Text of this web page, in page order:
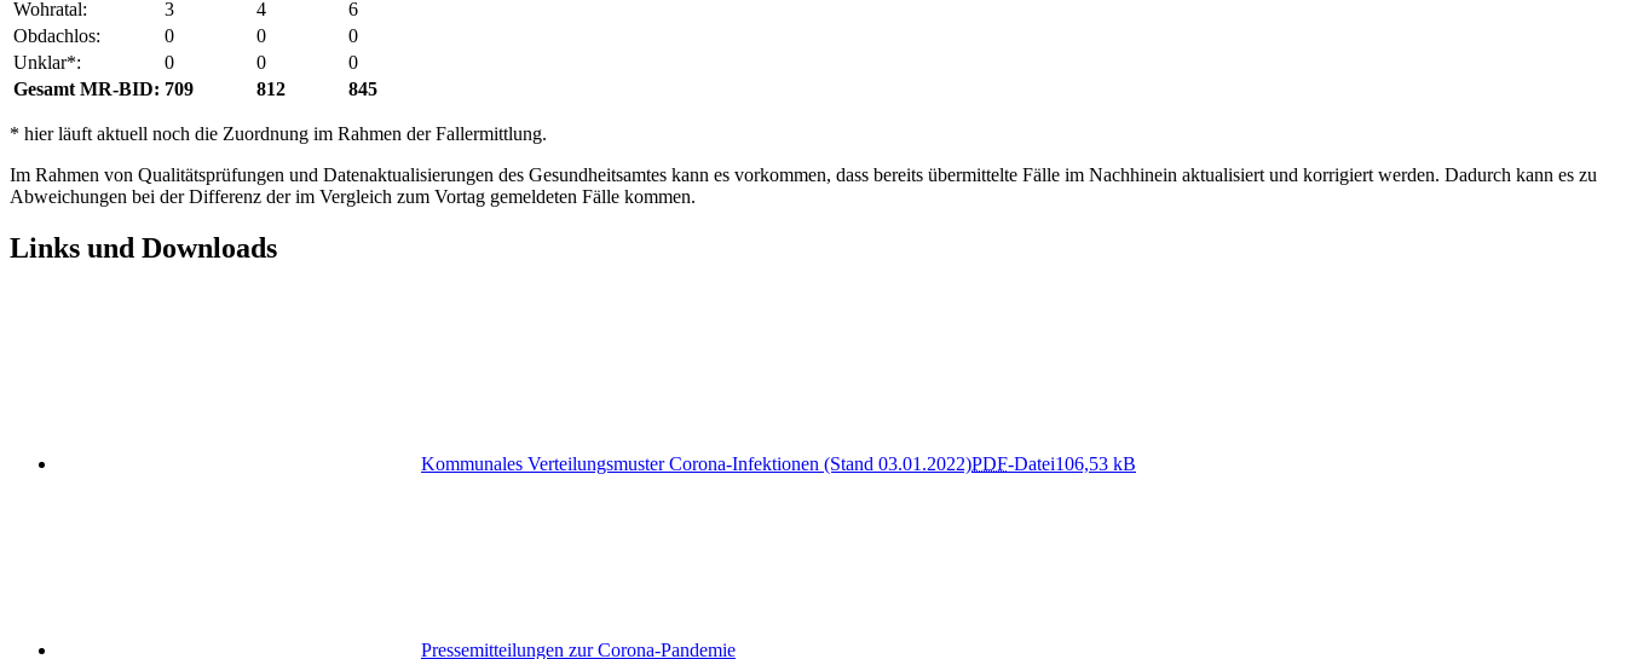
Wohratal:
3 4
6
Obdachlos:
0 0
0
Unklar*:
0 0
0
Gesamt MR-BID: 709 812 845
* hier läuft aktuell noch die Zuordnung im Rahmen der Fallermittlung.
Im Rahmen von Qualitätsprüfungen und Datenaktualisierungen des Gesundheitsamtes kann es vorkommen, dass bereits übermittelte Fälle im Nachhinein aktualisiert und korrigiert werden. Dadurch kann es zu
Abweichungen bei der Differenz der im Vergleich zum Vortag gemeldeten Fälle kommen.
Links und Downloads
Kommunales Verteilungsmuster Corona-Infektionen (Stand 03.01.2022)PDF-Datei106,53 kB
Pressemitteilungen zur Corona-Pandemie